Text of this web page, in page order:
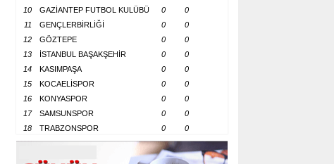
10
GAZİANTEP FUTBOL KULÜBÜ 0
0
11
GENÇLERBİRLİĞİ 0
0
12
GÖZTEPE 0
0
13
İSTANBUL BAŞAKŞEHİR 0
0
14
KASIMPAŞA 0
0
15
KOCAELİSPOR 0
0
16
KONYASPOR 0
0
17
SAMSUNSPOR 0
0
18
TRABZONSPOR 0 0